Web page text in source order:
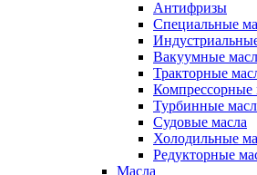
Антифризы
Специальные
Вакуумные
Тракторные
Компрессорные
Турбинные
Судовые масла
Холодильные
Редукторные
Масла